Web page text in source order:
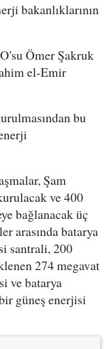
bakanlıklarının
Ömer Şakruk
el-Emir
bu
Şam
ve 400
bağlanacak üç
arasında batarya
santrali, 200
274 megavat
ve batarya
güneş enerjisi